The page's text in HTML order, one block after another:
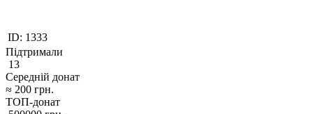
ID: 1333
Підтримали
13
Середній донат
≈ 200 грн.
ТОП-донат